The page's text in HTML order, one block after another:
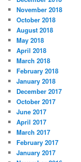
November 2018
October 2018
August 2018
May 2018
April 2018
March 2018
February 2018
January 2018
December 2017
October 2017
June 2017
April 2017
March 2017
February 2017
January 2017